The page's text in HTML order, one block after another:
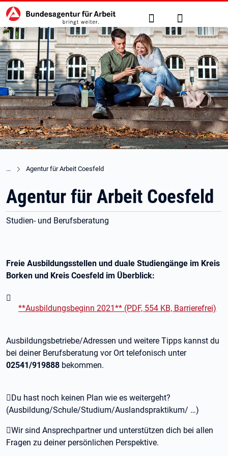
zu den Hauptinhalten springen
Hauptnavigation Suche Anmelden
Agentur für Arbeit Coesfeld
Agentur für Arbeit Coesfeld
Studien- und Berufsberatung
Freie Ausbildungsstellen und duale Studiengänge im Kreis
Borken und Kreis Coesfeld im Überblick:
**Ausbildungsbeginn 2021** (PDF, 554 KB, Barrierefrei)
Ausbildungsbetriebe/Adressen und weitere Tipps kannst du
bei deiner Berufsberatung vor Ort telefonisch unter
02541/919888 bekommen.
Du hast noch keinen Plan wie es weitergeht?
(Ausbildung/Schule/Studium/Auslandspraktikum/ …)
Wir sind Ansprechpartner und unterstützen dich bei allen
Fragen zu deiner persönlichen Perspektive.